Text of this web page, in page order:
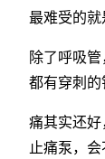
最难受的就
除了呼吸
都有穿刺的
痛其实还
止痛泵，